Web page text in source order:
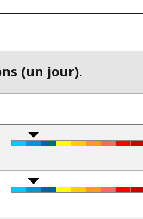
(un jour).